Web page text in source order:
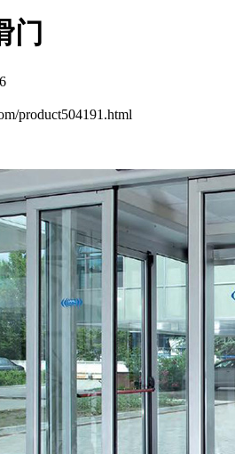
门
product504191.html